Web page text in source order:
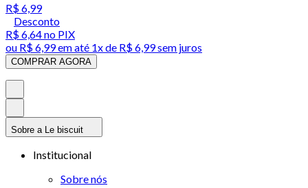
R$ 6,99
Desconto
R$ 6,64no PIX
ou R$ 6,99em até 1x de R$ 6,99sem juros
COMPRAR AGORA
Sobre a Le biscuit
Institucional
Sobre nós